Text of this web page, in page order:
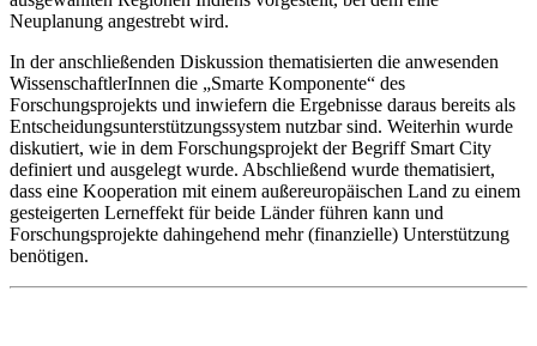
Neuplanung angestrebt wird.
In der anschließenden Diskussion thematisierten die anwesenden
WissenschaftlerInnen die „Smarte Komponente“ des
Forschungsprojekts und inwiefern die Ergebnisse daraus bereits als
Entscheidungsunterstützungssystem nutzbar sind. Weiterhin wurde
diskutiert, wie in dem Forschungsprojekt der Begriff Smart City
definiert und ausgelegt wurde. Abschließend wurde thematisiert,
dass eine Kooperation mit einem außereuropäischen Land zu einem
gesteigerten Lerneffekt für beide Länder führen kann und
Forschungsprojekte dahingehend mehr (finanzielle) Unterstützung
benötigen.